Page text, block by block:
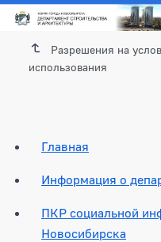
Разрешения на
использования
Главная
Информация о
ПКР социальной
Новосибирска